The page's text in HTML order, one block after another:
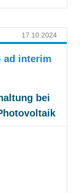
17.10.2024
ad interim
bei